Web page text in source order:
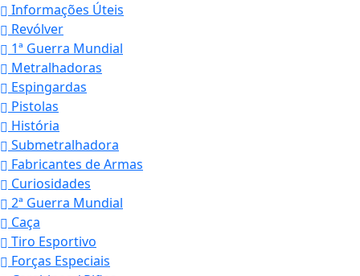
Informações Úteis
Revólver
1ª Guerra Mundial
Metralhadoras
Espingardas
Pistolas
História
Submetralhadora
Fabricantes de Armas
Curiosidades
2ª Guerra Mundial
Caça
Tiro Esportivo
Forças Especiais